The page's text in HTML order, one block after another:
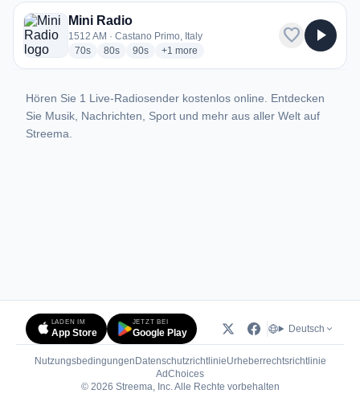
1 Radiosender aus Castano Primo
Mini Radio
1512 AM · Castano Primo, Italy
70sradio stations
80sradio stations
90sradio stations
+1 more genres for Mini Radio
more
favorite play_arrow
Hören Sie 1 Live-Radiosender kostenlos online. Entdecken
Sie Musik, Nachrichten, Sport und mehr aus aller Welt auf
Streema.
LADEN IM
App Store
JETZT BEI
Google Play Deutsch
Nutzungsbedingungen DatenschutzrichtlinieUrheberrechtsrichtlinie
AdChoices(öffnet in neuem Tab)
© 2026 Streema, Inc. Alle Rechte vorbehalten